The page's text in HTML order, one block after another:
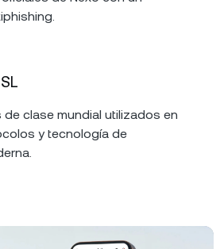
clase mundial utilizados en
y tecnología de